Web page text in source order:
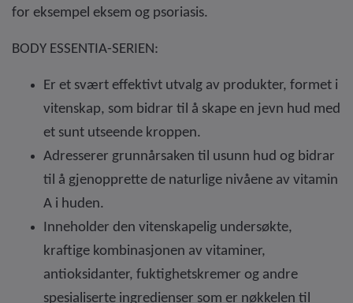
for eksempel eksem og psoriasis.
BODY ESSENTIA-SERIEN:
Er et svært effektivt utvalg av produkter, formet i
vitenskap, som bidrar til å skape en jevn hud med
et sunt utseende kroppen.
Adresserer grunnårsaken til usunn hud og bidrar
til å gjenopprette de naturlige nivåene av vitamin
A i huden.
Inneholder den vitenskapelig undersøkte,
kraftige kombinasjonen av vitaminer,
antioksidanter, fuktighetskremer og andre
spesialiserte ingredienser som er nøkkelen til